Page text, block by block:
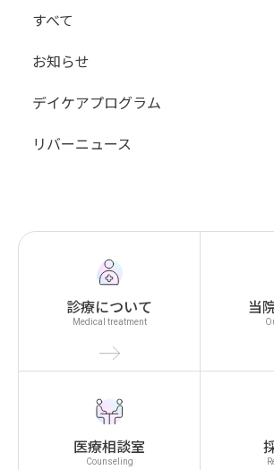
すべて
お知らせ
デイケアプログラム
リバーニュース
診療について
Medical treatment
当
医療相談室
Counseling